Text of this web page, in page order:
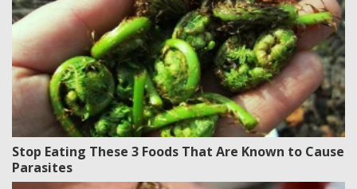
Stop Eating These 3 Foods That Are Known to Cause
Parasites